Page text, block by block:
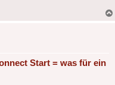
Start = was für ein